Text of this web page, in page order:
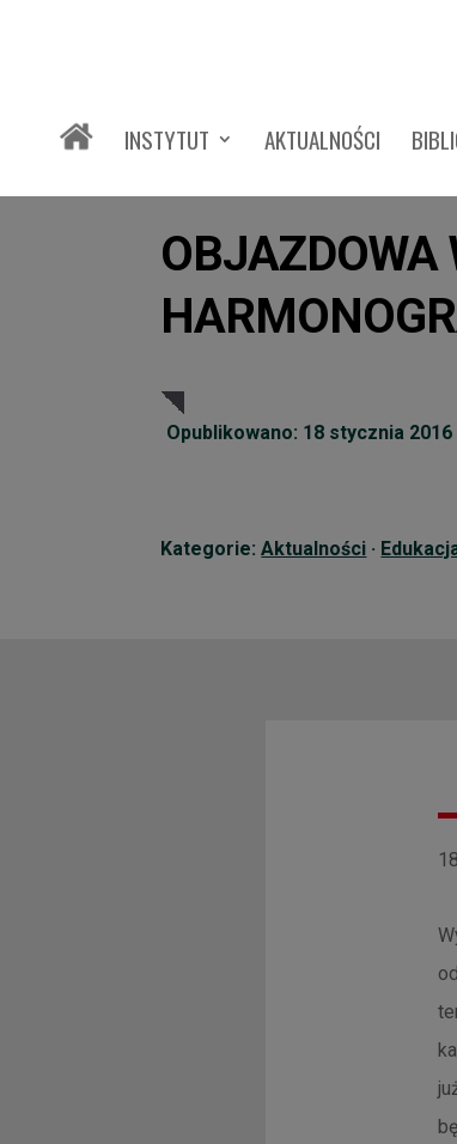
INSTYTUT AKTUALNOŚCI
OBJAZDOWA
Opublikowano: 18 stycznia 2016
Kategorie:Aktualności ·